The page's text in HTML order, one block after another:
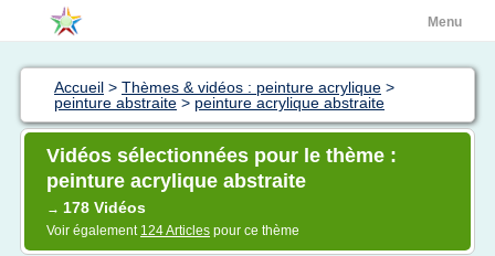
Menu
Accueil > Thèmes & vidéos : peinture acrylique >
peinture abstraite > peinture acrylique abstraite
Vidéos sélectionnées pour le thème :
peinture acrylique abstraite
→ 178 Vidéos
Voir également 124 Articles pour ce thème